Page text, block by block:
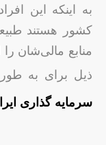
به اینکه این
کشور هستند
منابع مالی‌شان
ذیل برای به
سرمایه گذاری